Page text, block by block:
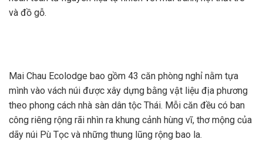
và đồ gỗ.
Mai Chau Ecolodge bao gồm 43 căn phòng nghỉ nằm tựa
mình vào vách núi được xây dựng bằng vật liệu địa phương
theo phong cách nhà sàn dân tộc Thái. Mỗi căn đều có ban
công riêng rộng rãi nhìn ra khung cảnh hùng vĩ, thơ mộng của
dãy núi Pù Tọc và những thung lũng rộng bao la.